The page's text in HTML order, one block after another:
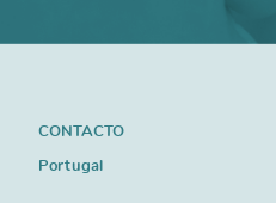
CONTACTO
Portugal